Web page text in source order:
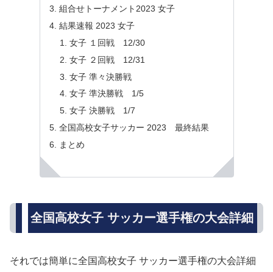
組合せトーナメント2023 女子
結果速報 2023 女子
女子 １回戦 12/30
女子 ２回戦 12/31
女子 準々決勝戦
女子 準決勝戦 1/5
女子 決勝戦 1/7
全国高校女子サッカー 2023 最終結果
まとめ
全国高校女子 サッカー選手権の大会詳細
それでは簡単に全国高校女子 サッカー選手権の大会詳細